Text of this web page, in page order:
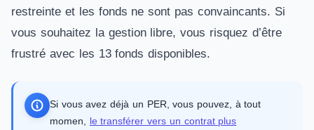
restreinte et les fonds ne sont pas convaincants. Si
vous souhaitez la gestion libre, vous risquez d’être
frustré avec les 13 fonds disponibles.
Si vous avez déjà un PER, vous pouvez, à tout
momen, le transférer vers un contrat plus